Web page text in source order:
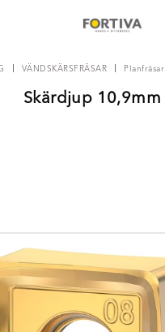
VÄNDSKÄRSFRÄSAR Planfräsar
Skärdjup 10,9mm